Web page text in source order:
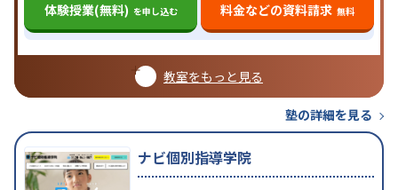
体験授業(無料) を申し込む 料金などの資料請求 無料
教室をもっと見る
塾の詳細を見る
ナビ個別指導学院